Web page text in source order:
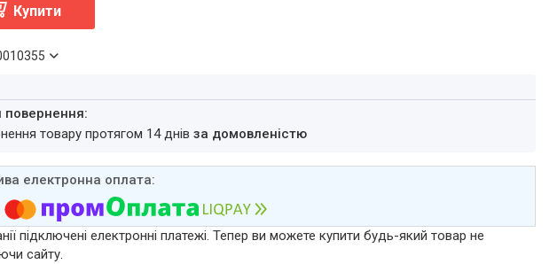
Купити
товару протягом 14 днів за домовленістю
підключені електронні платежі. Тепер ви можете купити будь-який товар не
сайту.